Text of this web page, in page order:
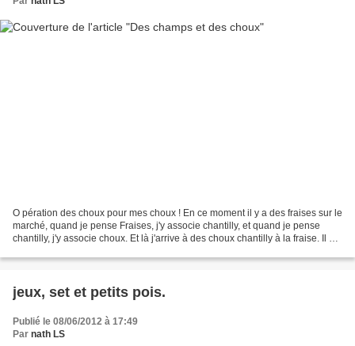
O pération des choux pour mes choux ! En ce moment il y a des fraises sur le
marché, quand je pense Fraises, j'y associe chantilly, et quand je pense
chantilly, j'y associe choux. Et là j'arrive à des choux chantilly à la fraise. Il me
jeux, set et petits pois.
Publié le 08/06/2012 à 17:49
Par nath LS